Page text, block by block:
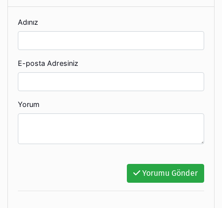
Adınız
E-posta Adresiniz
Yorum
Yorumu Gönder